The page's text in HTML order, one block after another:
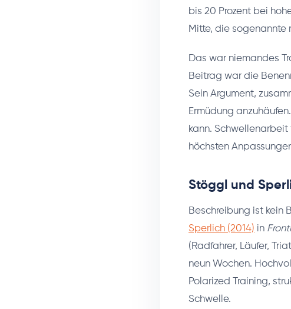
bis 20 Prozent bei
Mitte, die sogenannte
Das war niemandes
Beitrag war die
Sein Argument,
Ermüdung
kann. Schwellenarbeit
höchsten
Stöggl und
Beschreibung ist kein
Sperlich (2014) in
(Radfahrer, Läufer,
neun Wochen.
Polarized Training,
Schwelle.